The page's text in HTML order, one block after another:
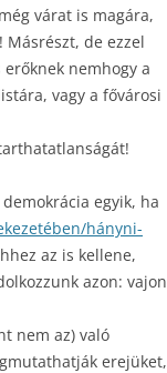
várat is magára,
! Másrészt, de ezzel
nemhogy a
vagy a fővárosi
egyik, ha
hányni-
az is kellene,
azon: vajon
nem az) való
erejüket,